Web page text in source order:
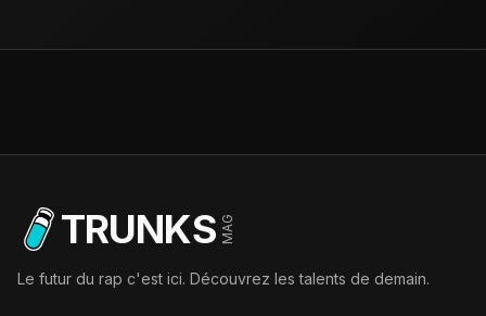
TRUNKS MAG
Le futur du rap c'est ici. Découvrez les talents de demain.